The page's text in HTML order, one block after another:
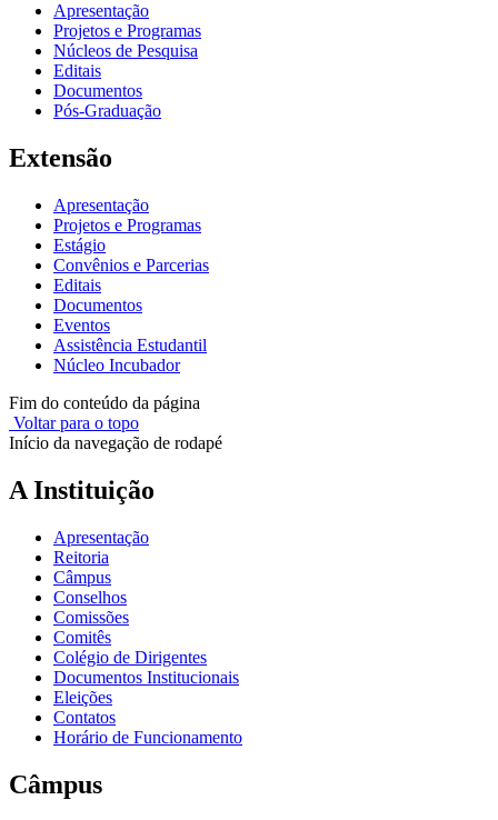
Apresentação
Projetos e Programas
Núcleos de Pesquisa
Editais
Documentos
Pós-Graduação
Extensão
Apresentação
Projetos e Programas
Estágio
Convênios e Parcerias
Editais
Documentos
Eventos
Assistência Estudantil
Núcleo Incubador
Fim do conteúdo da página
Voltar para o topo
Início da navegação de rodapé
A Instituição
Apresentação
Reitoria
Câmpus
Conselhos
Comissões
Comitês
Colégio de Dirigentes
Documentos Institucionais
Eleições
Contatos
Horário de Funcionamento
Câmpus